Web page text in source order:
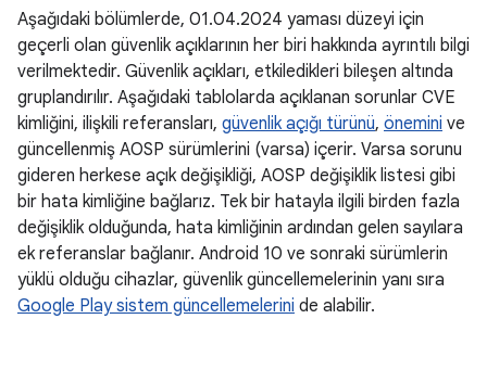
Aşağıdaki bölümlerde, 01.04.2024 yaması düzeyi için
geçerli olan güvenlik açıklarının her biri hakkında ayrıntılı bilgi
verilmektedir. Güvenlik açıkları, etkiledikleri bileşen altında
gruplandırılır. Aşağıdaki tablolarda açıklanan sorunlar CVE
kimliğini, ilişkili referansları, güvenlik açığı türünü, önemini ve
güncellenmiş AOSP sürümlerini (varsa) içerir. Varsa sorunu
gideren herkese açık değişikliği, AOSP değişiklik listesi gibi
bir hata kimliğine bağlarız. Tek bir hatayla ilgili birden fazla
değişiklik olduğunda, hata kimliğinin ardından gelen sayılara
ek referanslar bağlanır. Android 10 ve sonraki sürümlerin
yüklü olduğu cihazlar, güvenlik güncellemelerinin yanı sıra
Google Play sistem güncellemelerini de alabilir.